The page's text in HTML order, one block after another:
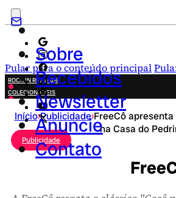
Pular para o conteúdo principal
Sobre
Recebidos
Newsletter
Anuncie
Contato
ROCK IN RIO 2026
COLECIONÁVEIS
FESTA JUNINA
NOVIDADES
CAMPANHAS CRIATIVAS
Início›Publicidade›FreeCô
na Casa do
Publicidade